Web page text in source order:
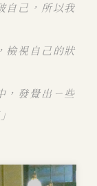
自己，所以我
檢視自己的狀
，發覺出ㄧ些